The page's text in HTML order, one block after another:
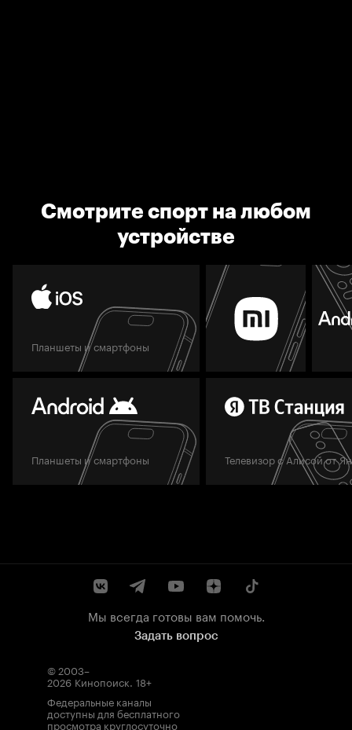
Смотрите спорт на любом
устройстве
Планшеты и смартфоны
Планшеты и смартфоны Телевизор с Алисой от
Мы всегда готовы вам помочь.
Задать вопрос
© 2003–
2026 Кинопоиск. 18+
Федеральные каналы
доступны для бесплатного
просмотра круглосуточно